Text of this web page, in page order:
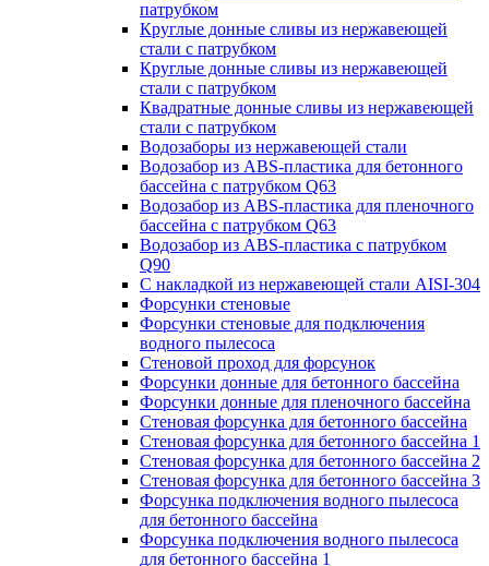
патрубком
Круглые донные сливы из нержавеющей
стали с патрубком
Круглые донные сливы из нержавеющей
стали с патрубком
Квадратные донные сливы из нержавеющей
стали с патрубком
Водозаборы из нержавеющей стали
Водозабор из ABS-пластика для бетонного
бассейна с патрубком Q63
Водозабор из ABS-пластика для пленочного
бассейна с патрубком Q63
Водозабор из ABS-пластика с патрубком
Q90
С накладкой из нержавеющей стали AISI-304
Форсунки стеновые
Форсунки стеновые для подключения
водного пылесоса
Стеновой проход для форсунок
Форсунки донные для бетонного бассейна
Форсунки донные для пленочного бассейна
Стеновая форсунка для бетонного бассейна
Стеновая форсунка для бетонного бассейна 1
Стеновая форсунка для бетонного бассейна 2
Стеновая форсунка для бетонного бассейна 3
Форсунка подключения водного пылесоса
для бетонного бассейна
Форсунка подключения водного пылесоса
для бетонного бассейна 1